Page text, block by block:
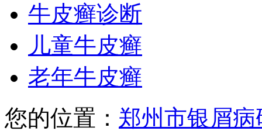
牛皮癣诊断
儿童牛皮癣
老年牛皮癣
您的位置： 郑州市银屑病